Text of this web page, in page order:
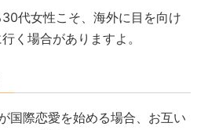
代女性こそ、海外に目を向け
く場合がありますよ。
国際恋愛を始める場合、お互い